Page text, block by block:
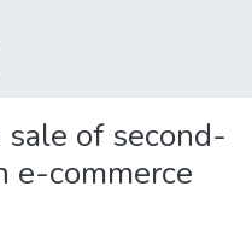
of second-
e-commerce